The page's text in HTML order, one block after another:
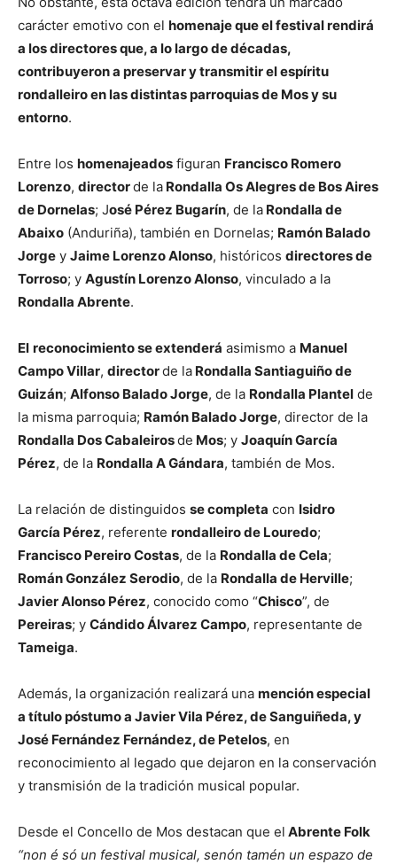
carácter emotivo con el homenaje que el festival rendirá
a los directores que, a lo largo de décadas,
contribuyeron a preservar y transmitir el espíritu
rondalleiro en las distintas parroquias de Mos y su
entorno.
Entre los homenajeados figuran Francisco Romero
Lorenzo, directorde la Rondalla Os Alegres de Bos Aires
de Dornelas; José Pérez Bugarín, de la Rondalla de
Abaixo (Anduriña), también en Dornelas; Ramón Balado
Jorge y Jaime Lorenzo Alonso, históricos directores de
Torroso; y Agustín Lorenzo Alonso, vinculado a la
Rondalla Abrente.
El reconocimiento se extenderá asimismo a Manuel
Campo Villar, directorde la Rondalla Santiaguiño de
Guizán; Alfonso Balado Jorge, de la Rondalla Plantel de
la misma parroquia; Ramón Balado Jorge, director de la
Rondalla Dos Cabaleirosde Mos; y Joaquín García
Pérez, de la Rondalla A Gándara, también de Mos.
La relación de distinguidos se completa con Isidro
García Pérez, referente rondalleiro de Louredo;
Francisco Pereiro Costas, de la Rondalla de Cela;
Román González Serodio, de la Rondalla de Herville;
Javier Alonso Pérez, conocido como “Chisco”, de
Pereiras; y Cándido Álvarez Campo, representante de
Tameiga.
Además, la organización realizará una mención especial
a título póstumo a Javier Vila Pérez, de Sanguiñeda, y
José Fernández Fernández, de Petelos, en
reconocimiento al legado que dejaron en la conservación
y transmisión de la tradición musical popular.
Desde el Concello de Mos destacan que el Abrente Folk
“non é só un festival musical, senón tamén un espazo de